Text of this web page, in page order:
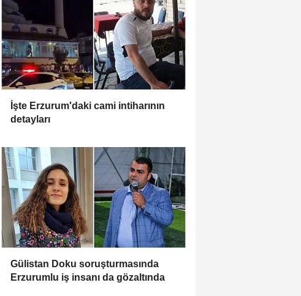
İşte Erzurum'daki cami intiharının
detayları
Gülistan Doku soruşturmasında
Erzurumlu iş insanı da gözaltında